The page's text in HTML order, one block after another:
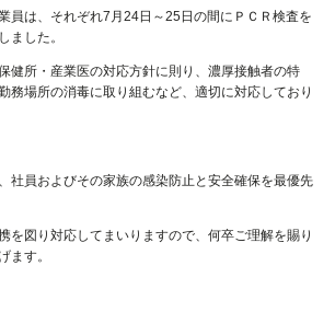
員は、それぞれ7月24日～25日の間にＰＣＲ検査を
ました。
健所・産業医の対応方針に則り、濃厚接触者の特
務場所の消毒に取り組むなど、適切に対応しており
社員およびその家族の感染防止と安全確保を最優先
を図り対応してまいりますので、何卒ご理解を賜り
ます。